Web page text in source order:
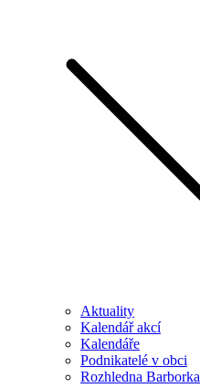
Aktuality
Kalendář akcí
Kalendáře
Podnikatelé v obci
Rozhledna Barborka